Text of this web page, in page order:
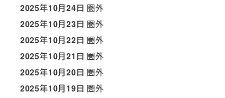
2025年10月24日 圏外
2025年10月23日 圏外
2025年10月22日 圏外
2025年10月21日 圏外
2025年10月20日 圏外
2025年10月19日 圏外